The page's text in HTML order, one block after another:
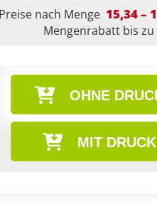
Preise nach Menge 15,34 –
Mengenrabatt bis zu
OHNE
MIT DRUCK